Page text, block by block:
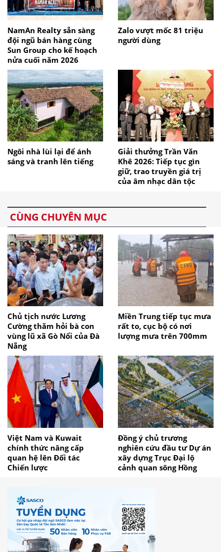
NamAn Realty sẵn sàng
đội ngũ bán hàng cùng
Sun Group cho kế hoạch
nửa cuối năm 2026
Zalo vượt mốc 81 triệu
người dùng
Ngôi nhà lùi lại để ánh
sáng và tranh lên tiếng
Giải thưởng Trần Văn
Khê 2026: Tiếp tục gìn
giữ, trao truyền giá trị
của âm nhạc dân tộc
CÙNG CHUYÊN MỤC
Chủ tịch nước Lương
Cường thăm hỏi bà con
vùng lũ xã Gò Nổi của Đà
Nẵng
Miền Trung tiếp tục mưa
rất to, cục bộ có nơi
lượng mưa trên 700mm
Việt Nam và Kuwait
chính thức nâng cấp
quan hệ lên Đối tác
Chiến lược
Đồng ý chủ trương
nghiên cứu đầu tư Dự án
xây dựng Trục Đại lộ
cảnh quan sông Hồng